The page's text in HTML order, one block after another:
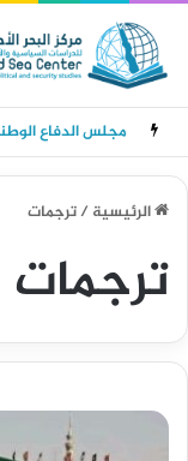
الرئيسية/ترجمات
ترجمات